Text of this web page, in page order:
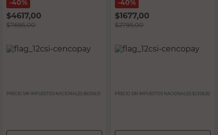
40%
$4617,00
$7695,00
PRECIO SIN IMPUESTOS NACIONALES: $6359,51
40%
$1677,00
$2795,00
PRECIO SIN IMPUESTOS NACIONALES: $2309,92